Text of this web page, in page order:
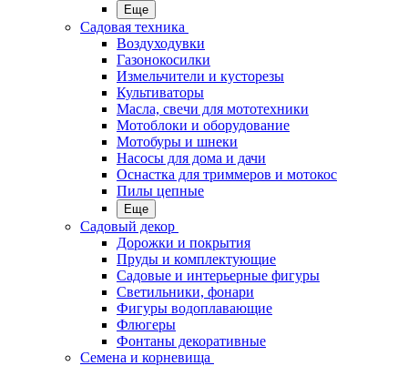
Еще
Садовая техника
Воздуходувки
Газонокосилки
Измельчители и кусторезы
Культиваторы
Масла, свечи для мототехники
Мотоблоки и оборудование
Мотобуры и шнеки
Насосы для дома и дачи
Оснастка для триммеров и мотокос
Пилы цепные
Еще
Садовый декор
Дорожки и покрытия
Пруды и комплектующие
Садовые и интерьерные фигуры
Светильники, фонари
Фигуры водоплавающие
Флюгеры
Фонтаны декоративные
Семена и корневища